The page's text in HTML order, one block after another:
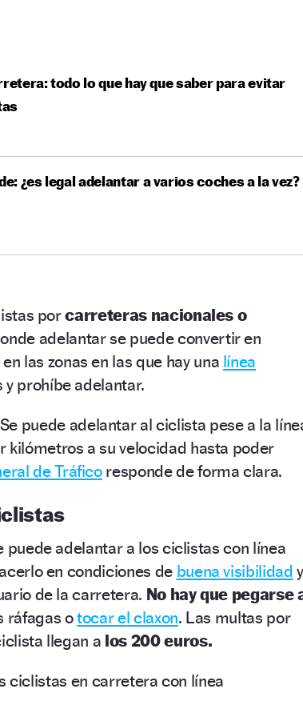
todo lo que hay que saber para evitar
¿es legal adelantar a varios coches a la vez?
porcarreteras nacionales o
adelantar se puede convertir en
las zonas en las que hay una línea
prohíbe adelantar.
puede adelantar al ciclista pese a la
kilómetros a su velocidad hasta poder
de Tráficoresponde de forma clara.
puede adelantar a los ciclistas con línea
en condiciones de buena visibilidad y
de la carretera. No hay que pegarse
ráfagas otocarel claxon. Las multas por
llegan a los 200 euros.
ciclistas en carretera con línea